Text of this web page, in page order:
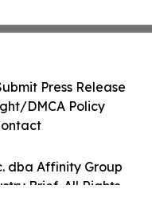
dba Affinity Group
Brief. All Rights
Press Release
DMCA Policy